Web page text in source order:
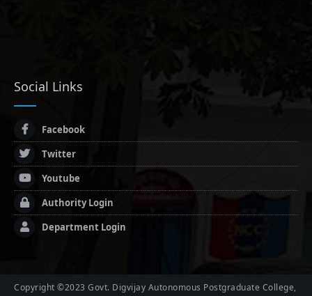
Social Links
Facebook
Twitter
Youtube
Authority Login
Department Login
Copyright ©2023 Govt. Digvijay Autonomous Postgraduate College,